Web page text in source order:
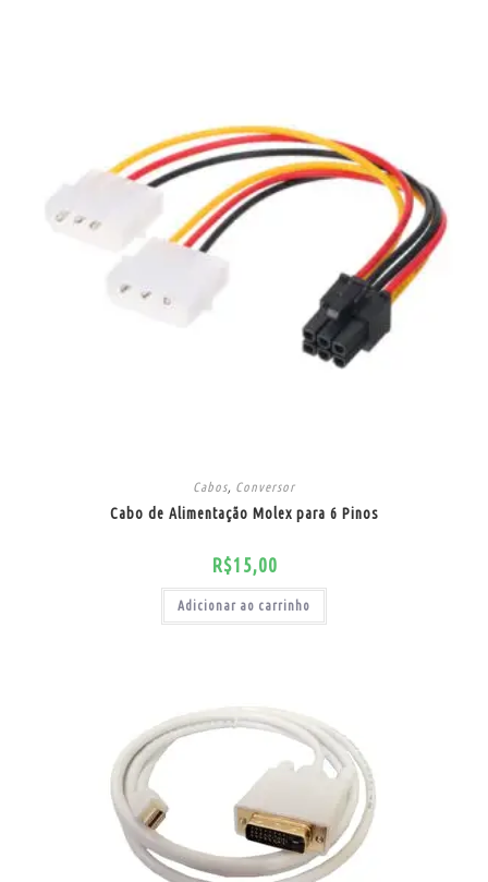
Cabos, Conversor
Cabo de Alimentação Molex para 6 Pinos
R$15,00
Adicionar ao carrinho